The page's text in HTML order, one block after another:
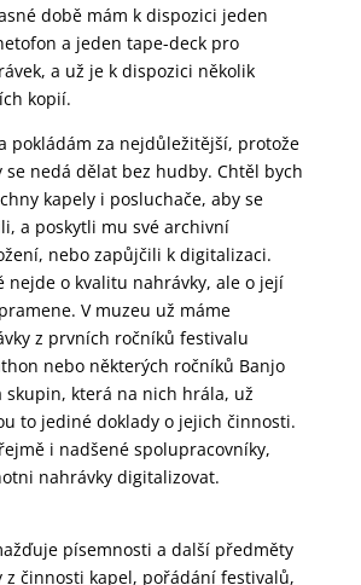
době mám k dispozici jeden
a jeden tape-deck pro
a už je k dispozici několik
kopií.
pokládám za nejdůležitější, protože
nedá dělat bez hudby. Chtěl bych
kapely i posluchače, aby se
a poskytli mu své archivní
nebo zapůjčili k digitalizaci.
nejde o kvalitu nahrávky, ale o její
V muzeu už máme
z prvních ročníků festivalu
nebo některých ročníků Banjo
skupin, která na nich hrála, už
to jediné doklady o jejich činnosti.
i nadšené spolupracovníky,
nahrávky digitalizovat.
písemnosti a další předměty
z činnosti kapel, pořádání festivalů,